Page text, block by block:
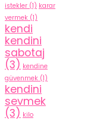
istekler (1) karar
vermek (1)
kendi
kendini
sabotaj
(3) kendine
güvenmek (1)
kendini
sevmek
(3) kilo